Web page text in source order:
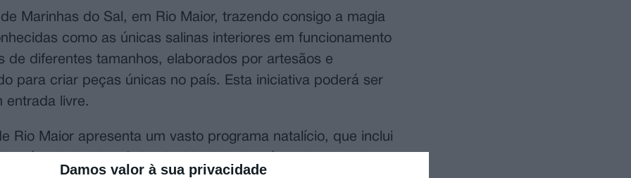
Damos valor à sua privacidade
Marinhas do Sal, em Rio Maior, trazendo consigo a magia
como as únicas salinas interiores em funcionamento
diferentes tamanhos, elaborados por artesãos e
para criar peças únicas no país. Esta iniciativa poderá ser
entrada livre.
Rio Maior apresenta um vasto programa natalício, que inclui
até 6 de janeiro. O Jardim Municipal será o epicentro de